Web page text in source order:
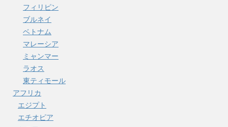
フィリピン
ブルネイ
ベトナム
マレーシア
ミャンマー
ラオス
東ティモール
アフリカ
エジプト
エチオピア